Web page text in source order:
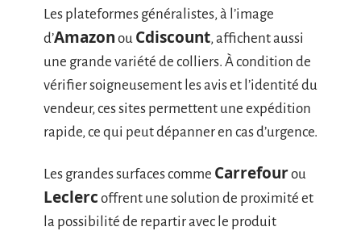
Les plateformes généralistes, à l’image
d’Amazon ou Cdiscount, affichent aussi
une grande variété de colliers. À condition de
vérifier soigneusement les avis et l’identité du
vendeur, ces sites permettent une expédition
rapide, ce qui peut dépanner en cas d’urgence.
Les grandes surfaces comme Carrefourou
Leclerc offrent une solution de proximité et
la possibilité de repartir avec le produit